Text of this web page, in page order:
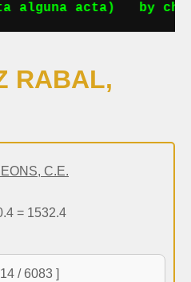
alguna acta) by
RABAL,
C.E.
= 1532.4
/ 6083 ]